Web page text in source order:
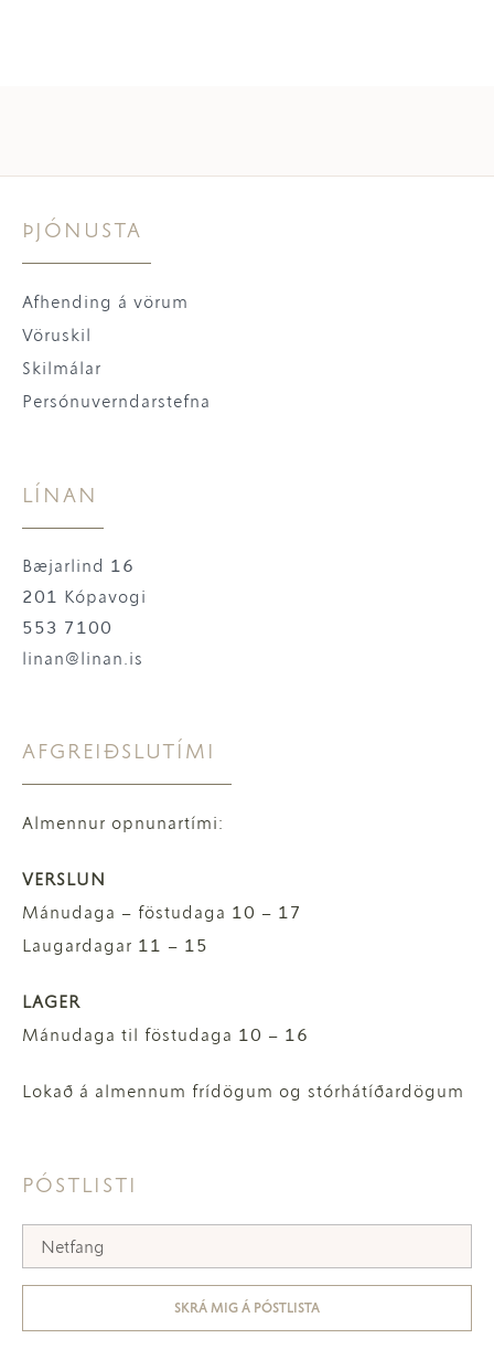
ÞJÓNUSTA
Afhending á vörum
Vöruskil
Skilmálar
Persónuverndarstefna
LÍNAN
Bæjarlind 16
201 Kópavogi
553 7100
linan@linan.is
AFGREIÐSLUTÍMI
Almennur opnunartími:
VERSLUN
Mánudaga – föstudaga 10 – 17
Laugardagar 11 – 15
LAGER
Mánudaga til föstudaga 10 – 16
Lokað á almennum frídögum og stórhátíðardögum
PÓSTLISTI
SKRÁ MIG Á PÓSTLISTA